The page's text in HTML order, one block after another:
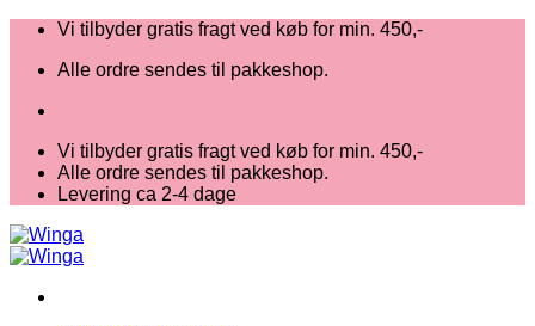
Fortsæt
indhold
Vi tilbyder gratis fragt ved køb for min. 450,-
Alle ordre sendes til pakkeshop.
Vi tilbyder gratis fragt ved køb for min. 450,-
Alle ordre sendes til pakkeshop.
Levering ca 2-4 dage